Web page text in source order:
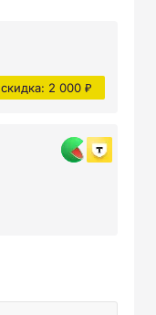
скидка: 2 000 ₽